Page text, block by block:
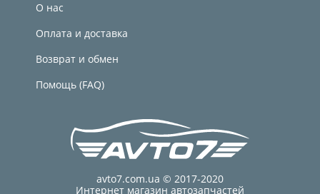
avto7.com.ua © 2017-2020
Интернет магазин автозапчастей
О нас
Оплата и доставка
Возврат и обмен
Помощь (FAQ)